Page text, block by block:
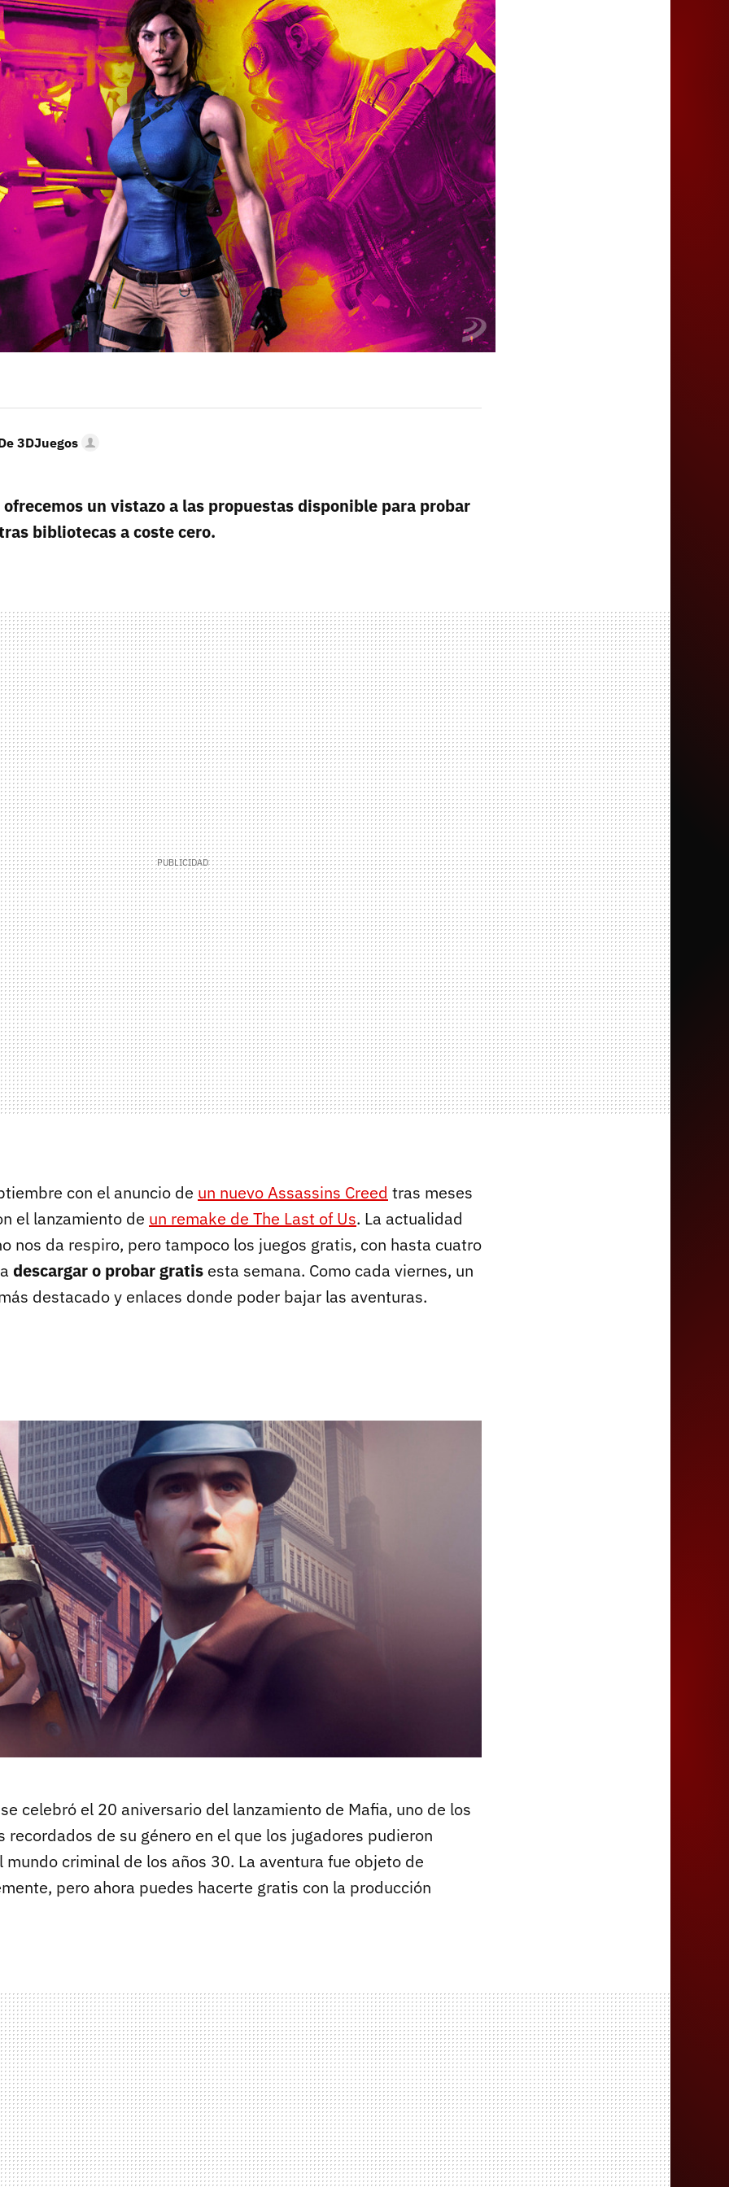
3DJuegos
un vistazo a las propuestas disponible para probar
bibliotecas a coste cero.
con el anuncio de un nuevo Assassins Creed tras meses
el lanzamiento de un remake de The Last of Us. La actualidad
nos da respiro, pero tampoco los juegos gratis, con hasta cuatro
descargar o probar gratis esta semana. Como cada viernes, un
destacado y enlaces donde poder bajar las aventuras.
celebró el 20 aniversario del lanzamiento de Mafia, uno de los
recordados de su género en el que los jugadores pudieron
mundo criminal de los años 30. La aventura fue objeto de
pero ahora puedes hacerte gratis con la producción